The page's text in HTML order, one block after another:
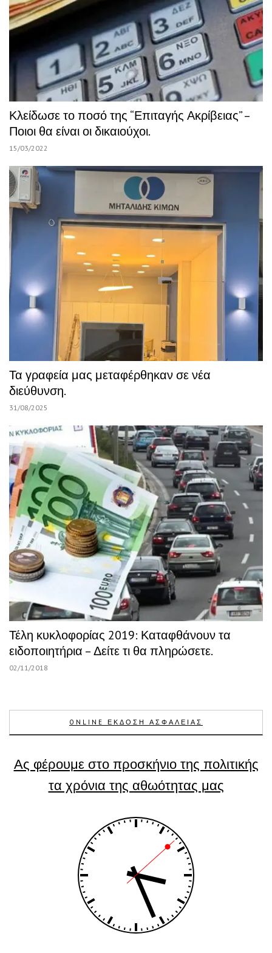
Κλείδωσε το ποσό της “Επιταγής Ακρίβειας” –
Ποιοι θα είναι οι δικαιούχοι.
15/03/2022
Τα γραφεία μας μεταφέρθηκαν σε νέα
διεύθυνση.
31/08/2025
Τέλη κυκλοφορίας 2019: Καταφθάνουν τα
ειδοποιητήρια – Δείτε τι θα πληρώσετε.
02/11/2018
ONLINE ΕΚΔΟΣΗ ΑΣΦΑΛΕΙΑΣ
Ας φέρουμε στο προσκήνιο της πολιτικής
τα χρόνια της αθωότητας μας